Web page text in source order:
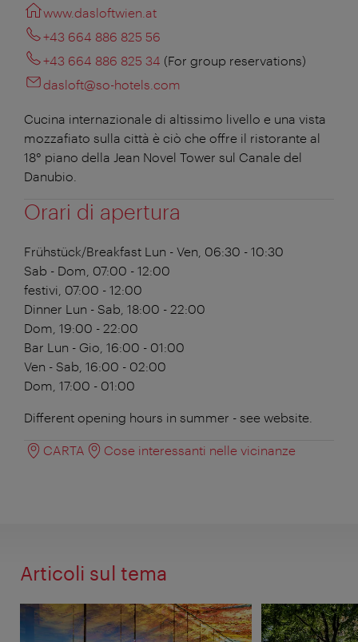
www.dasloftwien.at
+43 664 886 825 56
+43 664 886 825 34 (For group reservations)
dasloft@so-hotels.com
Cucina internazionale di altissimo livello e una vista
mozzafiato sulla città è ciò che offre il ristorante al
18° piano della Jean Novel Tower sul Canale del
Danubio.
Orari di apertura
Frühstück/Breakfast Lun - Ven, 06:30 - 10:30
Sab - Dom, 07:00 - 12:00
festivi, 07:00 - 12:00
Dinner Lun - Sab, 18:00 - 22:00
Dom, 19:00 - 22:00
Bar Lun - Gio, 16:00 - 01:00
Ven - Sab, 16:00 - 02:00
Dom, 17:00 - 01:00
Different opening hours in summer - see website.
CARTA Cose interessanti nelle vicinanze
Articoli sul tema